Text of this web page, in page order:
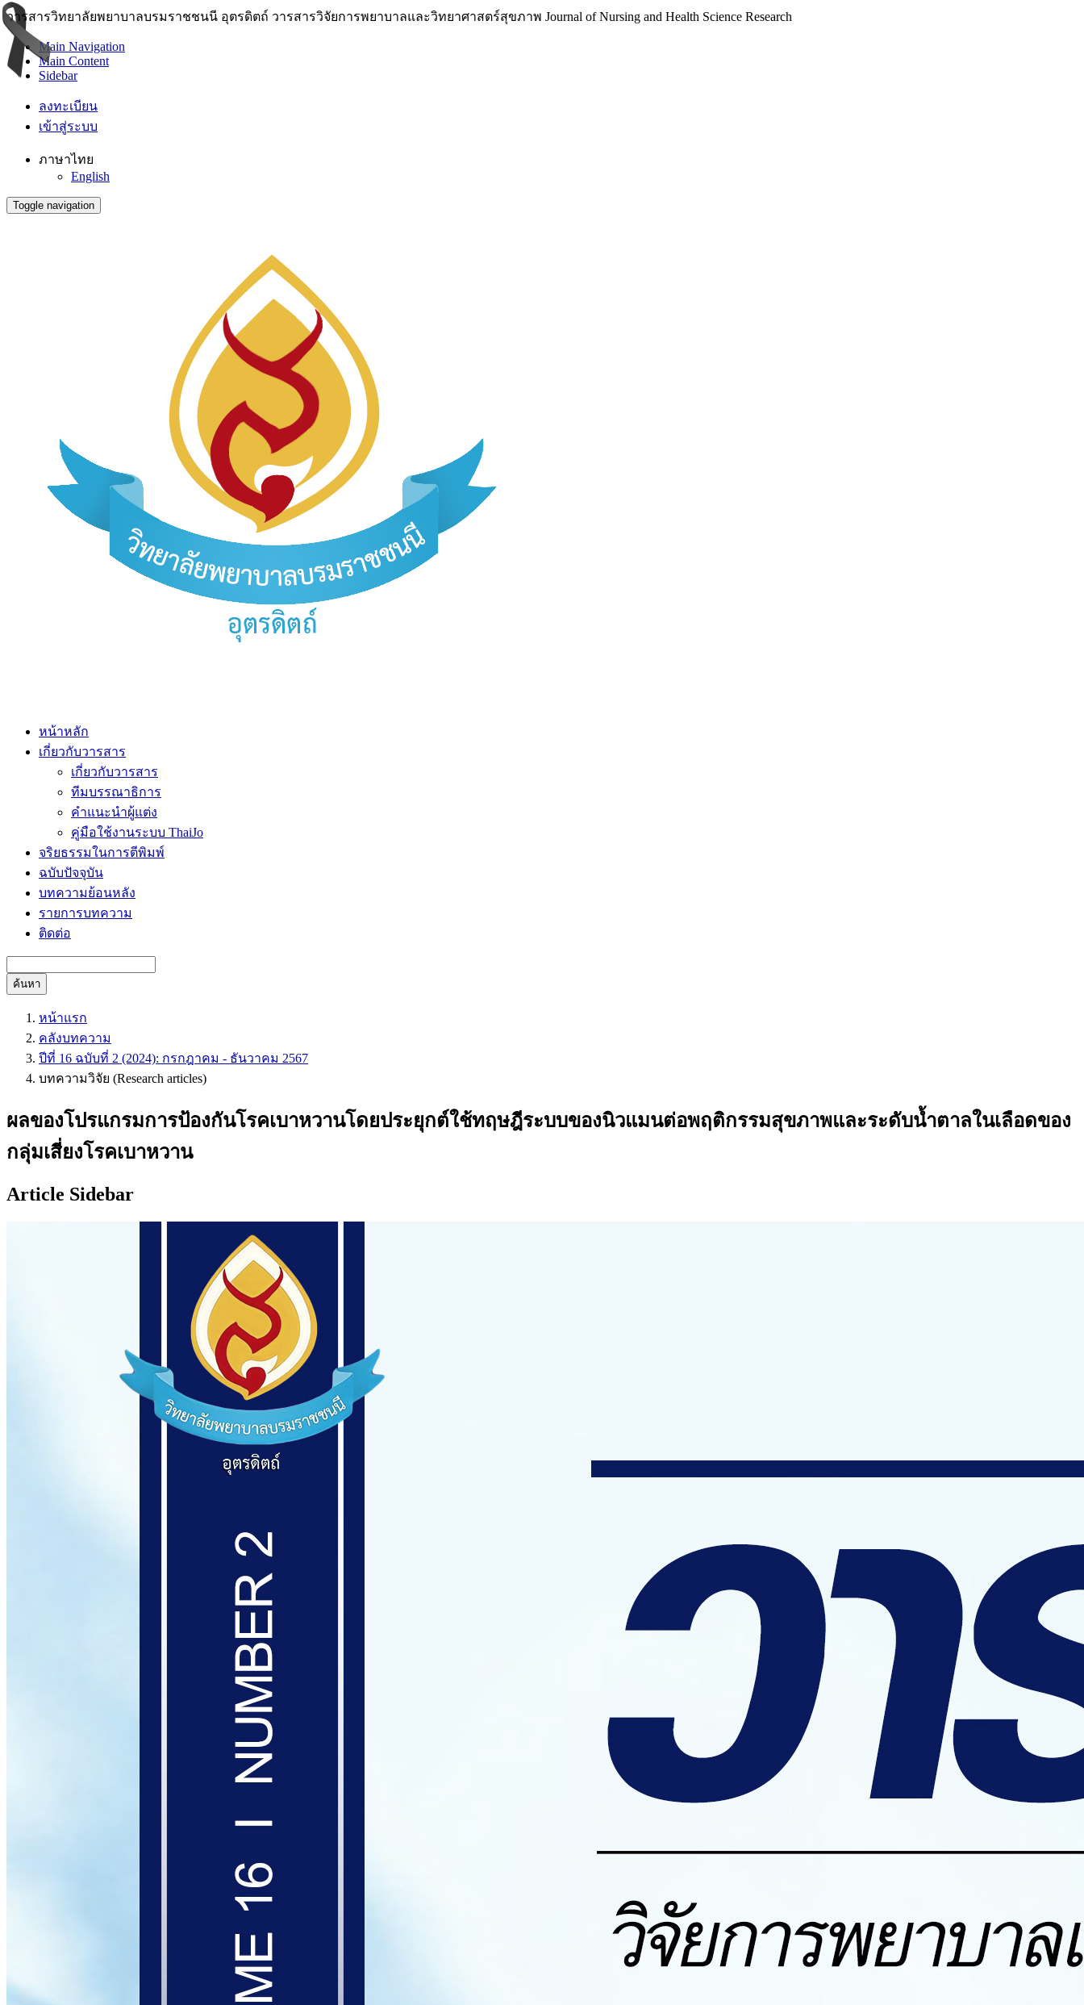
วารสารวิทยาลัยพยาบาลบรมราชชนนี อุตรดิตถ์ วารสารวิจัยการพยาบาลและวิทยาศาสตร์สุขภาพ Journal of Nursing and Health Science Research
Main Navigation
Main Content
Sidebar
ลงทะเบียน
เข้าสู่ระบบ
ภาษาไทย
English
Toggle navigation
หน้าหลัก
เกี่ยวกับวารสาร
เกี่ยวกับวารสาร
ทีมบรรณาธิการ
คำแนะนำผู้แต่ง
คู่มือใช้งานระบบ ThaiJo
จริยธรรมในการตีพิมพ์
ฉบับปัจจุบัน
บทความย้อนหลัง
รายการบทความ
ติดต่อ
ค้นหา
หน้าแรก
คลังบทความ
ปีที่ 16 ฉบับที่ 2 (2024): กรกฎาคม - ธันวาคม 2567
บทความวิจัย (Research articles)
ผลของโปรแกรมการป้องกันโรคเบาหวานโดยประยุกต์ใช้ทฤษฎีระบบของนิวแมนต่อพฤติกรรมสุขภาพและระดับน้ำตาลในเลือดของ
กลุ่มเสี่ยงโรคเบาหวาน
Article Sidebar